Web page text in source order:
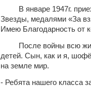
В январе 1947г.
Звезды, медалями «За
Имею Благодарность от
После войны всю
детей. Сын, как и я,
на земле мир.
- Ребята нашего класса